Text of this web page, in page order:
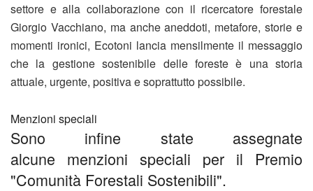
settore e alla collaborazione con il ricercatore forestale
Giorgio Vacchiano, ma anche aneddoti, metafore, storie e
momenti ironici, Ecotoni lancia mensilmente il messaggio
che la gestione sostenibile delle foreste è una storia
attuale, urgente, positiva e soprattutto possibile.
Menzioni speciali
Sono infine state assegnate
alcune menzioni speciali per il Premio
"Comunità Forestali Sostenibili".